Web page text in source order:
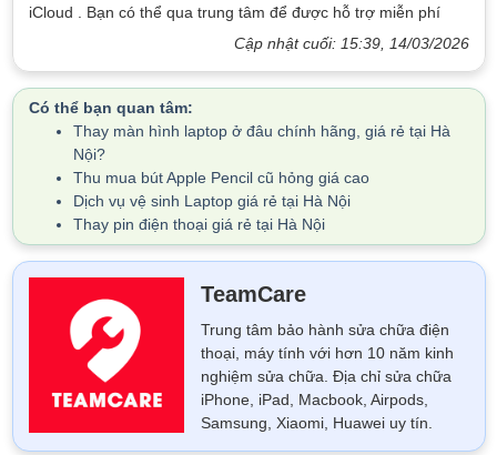
iCloud . Bạn có thể qua trung tâm để được hỗ trợ miễn phí
Cập nhật cuối: 15:39, 14/03/2026
Có thể bạn quan tâm:
Thay màn hình laptop ở đâu chính hãng, giá rẻ tại Hà
Nội?
Thu mua bút Apple Pencil cũ hỏng giá cao
Dịch vụ vệ sinh Laptop giá rẻ tại Hà Nội
Thay pin điện thoại giá rẻ tại Hà Nội
TeamCare
Trung tâm bảo hành sửa chữa điện
thoại, máy tính với hơn 10 năm kinh
nghiệm sửa chữa. Địa chỉ sửa chữa
iPhone, iPad, Macbook, Airpods,
Samsung, Xiaomi, Huawei uy tín.